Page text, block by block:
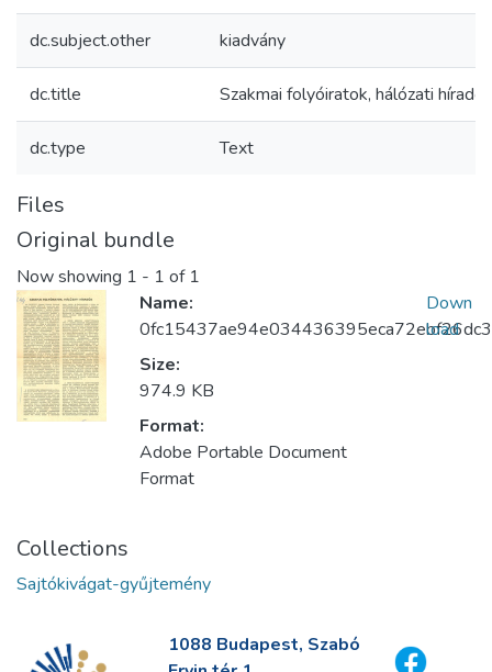
dc.subject.other kiadvány
dc.title Szakmai folyóiratok, hálózati híradók
dc.type Text
Files
Original bundle
Now showing 1 - 1 of 1
Name:
Size:
974.9 KB
Format:
Adobe Portable Document
Format
Down
load
Collections
Sajtókivágat-gyűjtemény
1088 Budapest, Szabó